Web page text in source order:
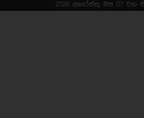
2026 අගෝස්තු මස 07 වන